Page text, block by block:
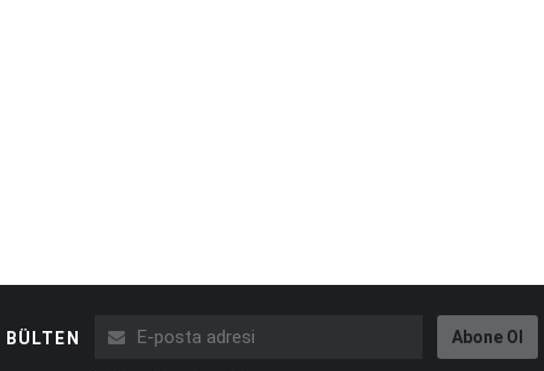
BÜLTEN Abone Ol